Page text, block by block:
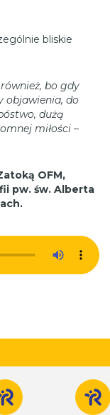
bliskie
bo gdy
objawienia, do
dużą
miłości –
OFM,
pw. św. Alberta